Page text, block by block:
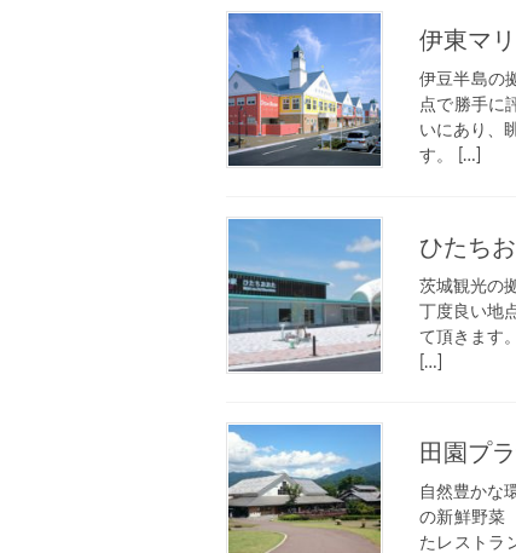
伊東マ
伊豆半島の
点で勝手に
いにあり、
す。 […]
ひたち
茨城観光の
丁度良い地
て頂きます
[…]
田園プ
自然豊かな
の新鮮野菜
たレストラ